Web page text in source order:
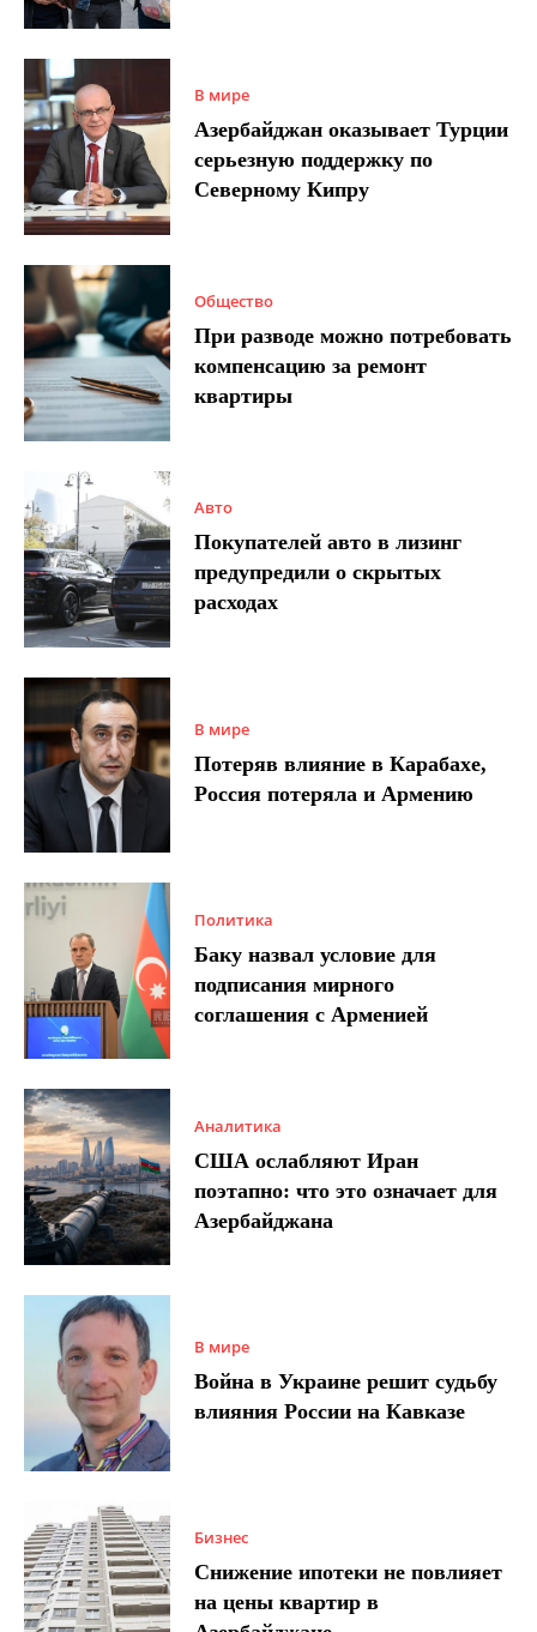
В мире
Азербайджан оказывает Турции
серьезную поддержку по
Северному Кипру
Общество
При разводе можно потребовать
компенсацию за ремонт
квартиры
Авто
Покупателей авто в лизинг
предупредили о скрытых
расходах
В мире
Потеряв влияние в Карабахе,
Россия потеряла и Армению
Политика
Баку назвал условие для
подписания мирного
соглашения с Арменией
Аналитика
США ослабляют Иран
поэтапно: что это означает для
Азербайджана
В мире
Война в Украине решит судьбу
влияния России на Кавказе
Бизнес
Снижение ипотеки не повлияет
на цены квартир в